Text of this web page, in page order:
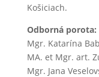
Košiciach.
Odborná porota:
Mgr. Katarína
MA. et Mgr. art.
Mgr. Jana